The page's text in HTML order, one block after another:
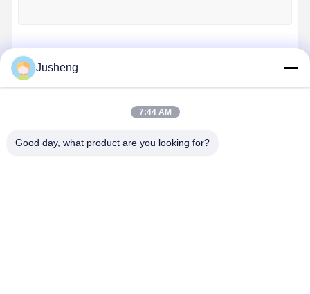
コマツ掘削機エンジン部品
クボタ エンジン部品
Jusheng
7:44 AM
Good day, what product are you looking for?